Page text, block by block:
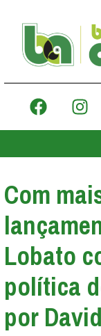
Com
Lobato
política
por